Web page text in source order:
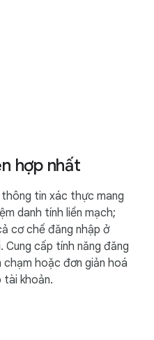
hợp nhất
thông tin xác thực mang
danh tính liền mạch;
cơ chế đăng nhập ở
Cung cấp tính năng đăng
chạm hoặc đơn giản hoá
khoản.